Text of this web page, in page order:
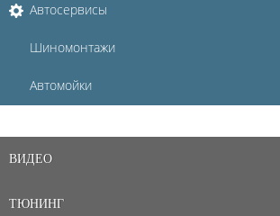
Автосервисы
Шиномонтажи
Автомойки
ВИДЕО
ТЮНИНГ